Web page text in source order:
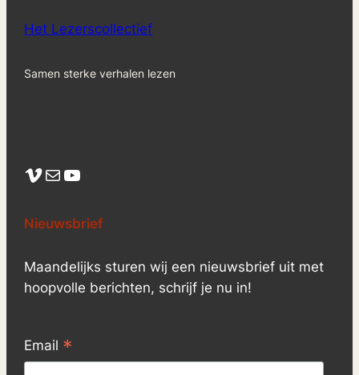
Het Lezerscollectief
Samen sterke verhalen lezen
Vimeo Mail YouTube
Nieuwsbrief
Maandelijks sturen wij een nieuwsbrief uit met
hoopvolle berichten, schrijf je nu in!
Email *